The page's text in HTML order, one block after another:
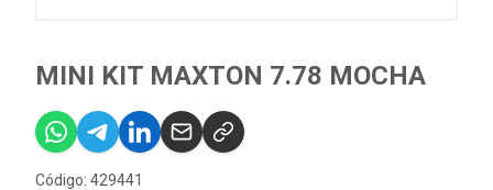
MINI KIT MAXTON 7.78 MOCHA
Código: 429441